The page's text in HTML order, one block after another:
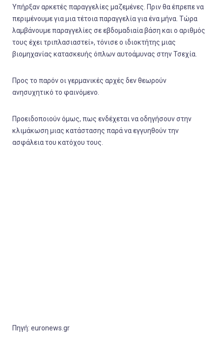
Υπήρξαν αρκετές παραγγελίες μαζεμένες. Πριν θα έπρεπε να
περιμένουμε για μια τέτοια παραγγελία για ένα μήνα. Τώρα
λαμβάνουμε παραγγελίες σε εβδομαδιαία βάση και ο αριθμός
τους έχει τριπλασιαστεί», τόνισε ο ιδιοκτήτης μιας
βιομηχανίας κατασκευής όπλων αυτοάμυνας στην Τσεχία.
Προς το παρόν οι γερμανικές αρχές δεν θεωρούν
ανησυχητικό το φαινόμενο.
Προειδοποιούν όμως, πως ενδέχεται να οδηγήσουν στην
κλιμάκωση μιας κατάστασης παρά να εγγυηθούν την
ασφάλεια του κατόχου τους.
Πηγή: euronews.gr